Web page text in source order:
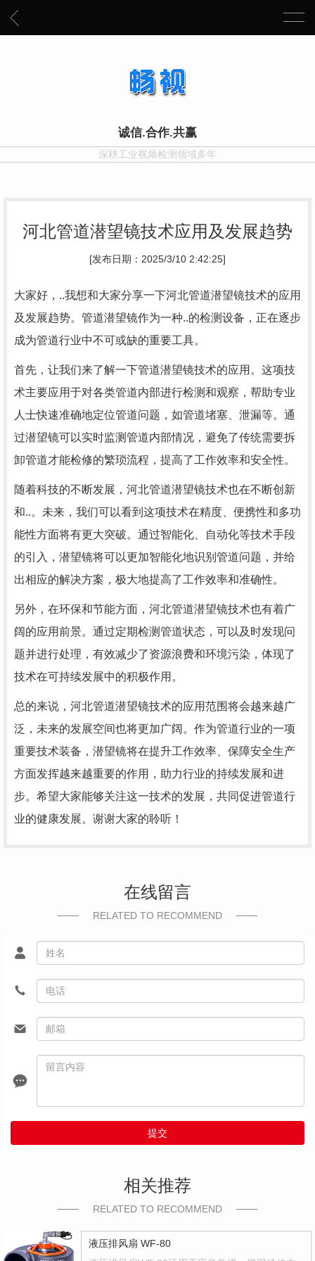
诚信.合作.共赢
深耕工业视频检测领域多年
河北管道潜望镜技术应用及发展趋势
[发布日期：2025/3/10 2:42:25]
大家好，..我想和大家分享一下河北管道潜望镜技术的应用
及发展趋势。管道潜望镜作为一种..的检测设备，正在逐步
成为管道行业中不可或缺的重要工具。
首先，让我们来了解一下管道潜望镜技术的应用。这项技
术主要应用于对各类管道内部进行检测和观察，帮助专业
人士快速准确地定位管道问题，如管道堵塞、泄漏等。通
过潜望镜可以实时监测管道内部情况，避免了传统需要拆
卸管道才能检修的繁琐流程，提高了工作效率和安全性。
随着科技的不断发展，河北管道潜望镜技术也在不断创新
和..。未来，我们可以看到这项技术在精度、便携性和多功
能性方面将有更大突破。通过智能化、自动化等技术手段
的引入，潜望镜将可以更加智能化地识别管道问题，并给
出相应的解决方案，极大地提高了工作效率和准确性。
另外，在环保和节能方面，河北管道潜望镜技术也有着广
阔的应用前景。通过定期检测管道状态，可以及时发现问
题并进行处理，有效减少了资源浪费和环境污染，体现了
技术在可持续发展中的积极作用。
总的来说，河北管道潜望镜技术的应用范围将会越来越广
泛，未来的发展空间也将更加广阔。作为管道行业的一项
重要技术装备，潜望镜将在提升工作效率、保障安全生产
方面发挥越来越重要的作用，助力行业的持续发展和进
步。希望大家能够关注这一技术的发展，共同促进管道行
业的健康发展。谢谢大家的聆听！
在线留言
RELATED TO RECOMMEND
提交
相关推荐
RELATED TO RECOMMEND
液压排风扇 WF-80